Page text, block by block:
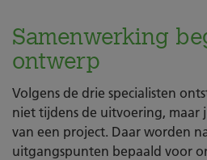
Samenwerking
ontwerp
Volgens de drie specialisten
niet tijdens de uitvoering, maar
van een project. Daar worden
uitgangspunten bepaald voor